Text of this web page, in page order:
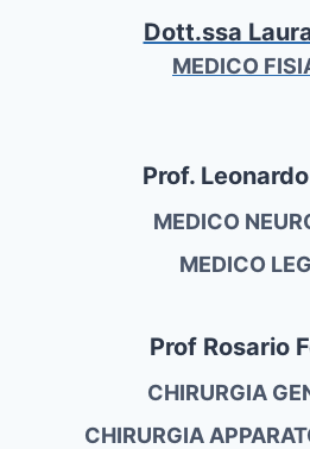
Dott.ssa
MEDICO
Prof.
MEDICO
MEDICO
Prof Rosario
CHIRURGIA
CHIRURGIA